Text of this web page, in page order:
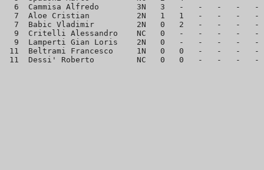
6  Cammisa Alfredo        3N   3   -   -   -   -
7  Aloe Cristian          2N   1   1   -   -   -
7  Babic Vladimir         2N   0   2   -   -   -
9  Critelli Alessandro    NC   0   -   -   -   -
9  Lamperti Gian Loris    2N   0   -   -   -   -
11  Beltrami Francesco     1N   0   0   -   -